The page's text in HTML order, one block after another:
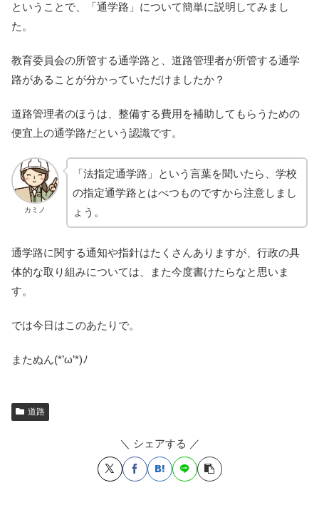
ということで、「通学路」について簡単に説明してみまし
た。
教育委員会の所管する通学路と、道路管理者が所管する通学
路があることが分かっていただけましたか？
道路管理者のほうは、整備する費用を補助してもらうための
便宜上の通学路だという認識です。
カミノ
「法指定通学路」という言葉を聞いたら、学校
の指定通学路とはべつものですから注意しまし
ょう。
通学路に関する通知や指針はたくさんありますが、行政の具
体的な取り組みについては、また今度書けたらなと思いま
す。
では今日はこのあたりで。
またぬん(*’ω’*)ﾉ
道路
＼ シェアする ／